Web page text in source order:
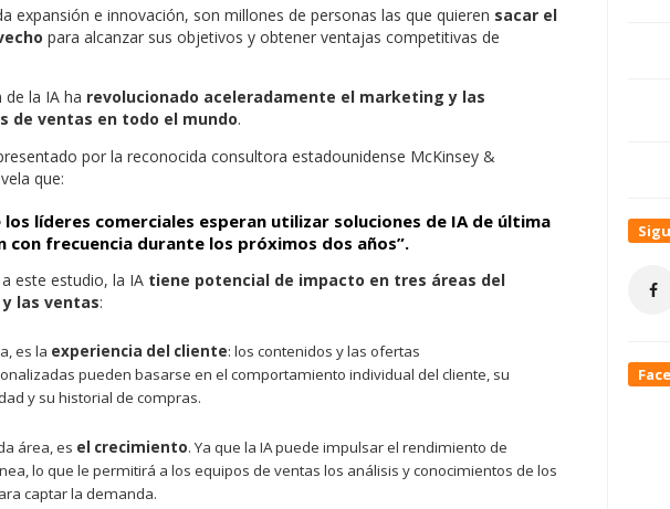
expansión e innovación, son millones de personas las que quieren sacar el
para alcanzar sus objetivos y obtener ventajas competitivas de
de la IA ha revolucionado aceleradamente el marketing y las
de ventas en todo el mundo.
por la reconocida consultora estadounidense McKinsey &
que:
los líderes comerciales esperan utilizar soluciones de IA de última
con frecuencia durante los próximos dos años”.
este estudio, la IA tiene potencial de impacto en tres áreas del
las ventas:
es la experiencia del cliente: los contenidos y las ofertas
pueden basarse en el comportamiento individual del cliente, su
y su historial de compras.
área, es el crecimiento. Ya que la IA puede impulsar el rendimiento de
lo que le permitirá a los equipos de ventas los análisis y conocimientos de los
captar la demanda.